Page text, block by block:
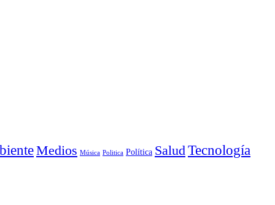
Medios Música Politica Política Salud Tecnología